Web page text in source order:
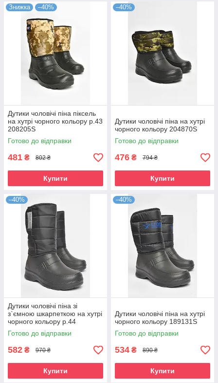
Знижка –40%
Дутики чоловічі піна піксель
на хутрі чорного кольору р.43
208205S
Готово до відправки
481 ₴ 802 ₴
Купити
–40%
Дутики чоловічі піна на хутрі
чорного кольору 204870S
Готово до відправки
476 ₴ 794 ₴
Купити
–40%
Дутики чоловічі піна зі
з`ємною шкарпеткою на хутрі
чорного кольору р.44
189142S
Готово до відправки
582 ₴ 970 ₴
Купити
–40%
Дутики чоловічі піна на хутрі
чорного кольору 189131S
Готово до відправки
534 ₴ 890 ₴
Купити